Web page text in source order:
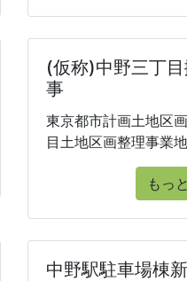
(仮称)中野三丁
事
東京都市計画土地区
目土地区画整理事業
もっ
中野駅駐車場棟